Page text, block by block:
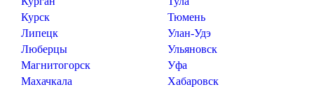
Курск
Липецк
Люберцы
Магнитогорск
Махачкала
Тюмень
Улан-Удэ
Ульяновск
Уфа
Хабаровск